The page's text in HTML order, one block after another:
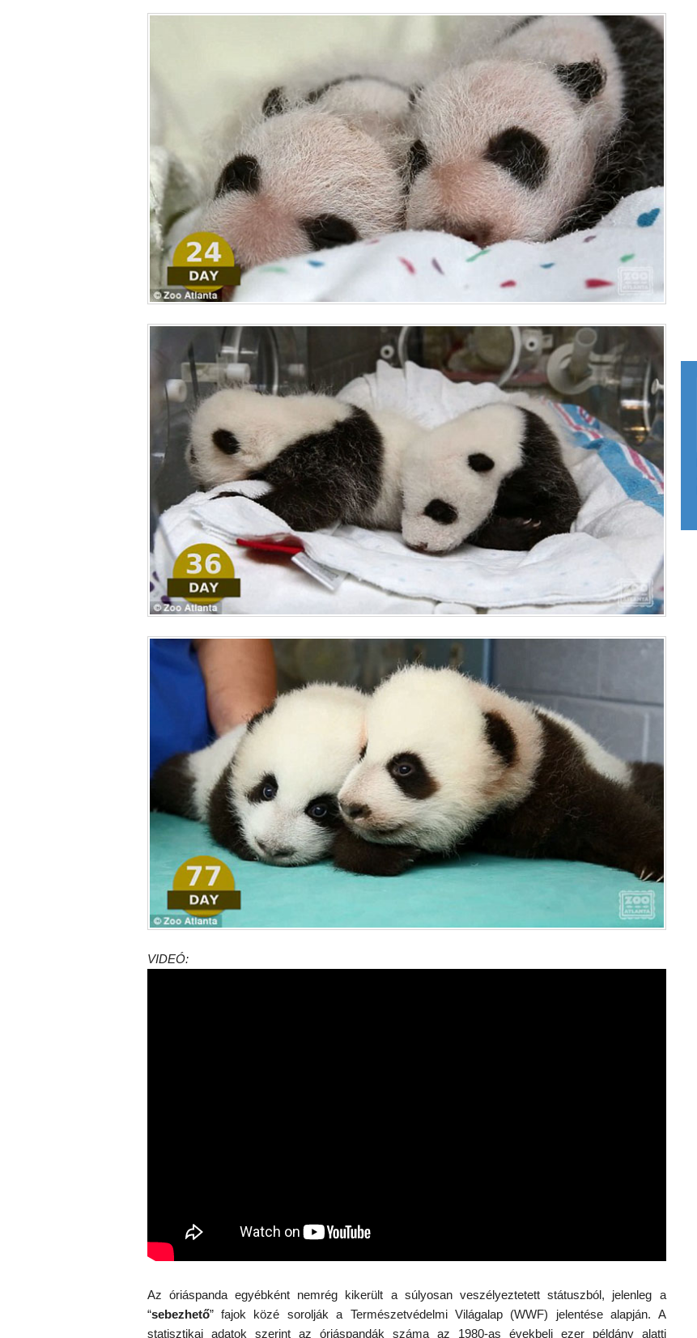
VIDEÓ:
Az óriáspanda egyébként nemrég kikerült a súlyosan veszélyeztetett státuszból, jelenleg a
“sebezhető” fajok közé sorolják a Természetvédelmi Világalap (WWF) jelentése alapján. A
statisztikai adatok szerint az óriáspandák száma az 1980-as évekbeli ezer példány alatti